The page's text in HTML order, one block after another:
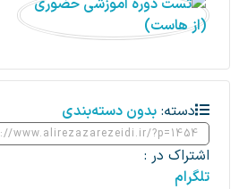
دسته: بدون دسته‌بندی
اشتراک در :
تلگرام